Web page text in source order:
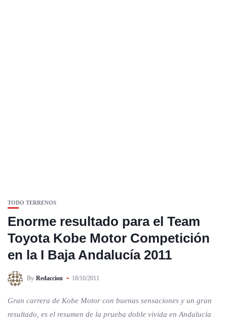
TODO TERRENOS
Enorme resultado para el Team
Toyota Kobe Motor Competición
en la I Baja Andalucía 2011
By Redaccion 18/10/2011
Gran carrera de Kobe Motor con buenas sensaciones y un gran
resultado, es el resumen de la prueba doble vivida en Andalucía